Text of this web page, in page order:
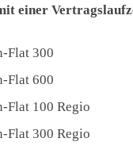
einer
Flat 300
Flat 600
Flat 100 Regio
Flat 300 Regio